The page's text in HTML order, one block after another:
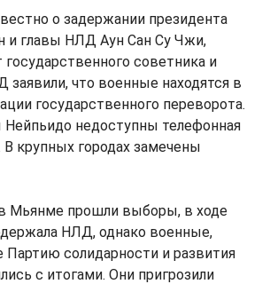
о задержании президента
главы НЛД Аун Сан Су Чжи,
советника и
что военные находятся в
государственного переворота.
Нейпьидо недоступны телефонная
В крупных городах замечены
Мьянме прошли выборы, в ходе
НЛД, однако военные,
солидарности и развития
с итогами. Они пригрозили